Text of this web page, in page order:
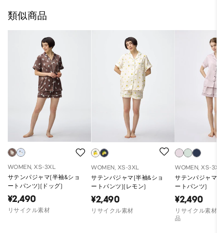
類似商品
WOMEN, XS-3XL
サテンパジャマ(半袖&ショ
ートパンツ)(ドッグ)
¥2,490
リサイクル素材
WOMEN, XS-3XL
サテンパジャマ(半袖&ショ
ートパンツ)(レモン)
¥2,490
リサイクル素材
WOMEN, XS-
サテンパジャ
ートパンツ)
¥2,490
リサイクル素
品